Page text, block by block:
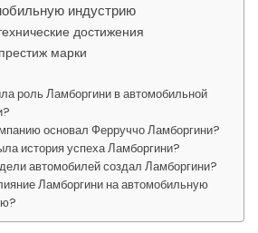
индустрию
достижения
марки
роль Ламборгини в автомобильной
основал Ферруччо Ламборгини?
история успеха Ламборгини?
автомобилей создал Ламборгини?
Ламборгини на автомобильную